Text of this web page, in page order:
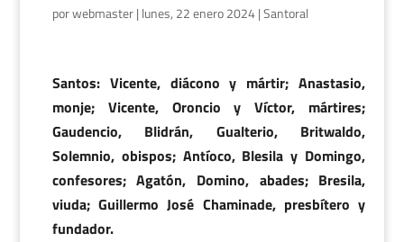
porwebmaster| lunes, 22 enero 2024|Santoral
Santos: Vicente, diácono y mártir; Anastasio,
monje; Vicente, Oroncio y Víctor, mártires;
Gaudencio, Blidrán, Gualterio, Britwaldo,
Solemnio, obispos; Antíoco, Blesila y Domingo,
confesores; Agatón, Domino, abades; Bresila,
viuda; Guillermo José Chaminade, presbítero y
fundador.